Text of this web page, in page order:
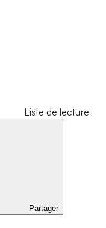
Liste de lecture
Partager